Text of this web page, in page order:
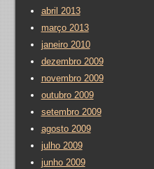
abril 2013
março 2013
janeiro 2010
dezembro 2009
novembro 2009
outubro 2009
setembro 2009
agosto 2009
julho 2009
junho 2009